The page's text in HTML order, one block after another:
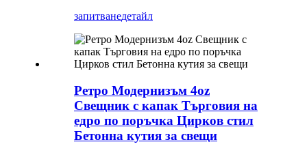
запитванедетайл
Ретро Модернизъм 4oz
Свещник с капак Търговия на
едро по поръчка Цирков стил
Бетонна кутия за свещи